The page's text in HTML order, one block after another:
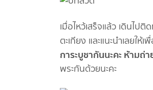
เมื่อไหว้เสร็จแล้ว เดินไป
ตะเกียง และแนะนำเลยให้
การะบูชากันนะคะ ห้ามถ่
พระกันด้วยนะคะ